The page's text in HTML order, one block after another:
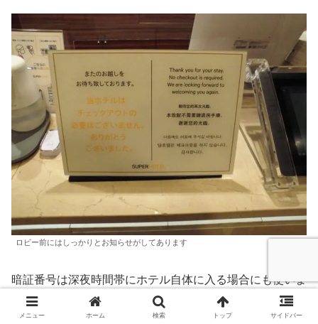
ロビー前にはしっかりとお知らせがしてあります
暗証番号は深夜時間帯にホテル自体に入る場合にも使いま
メニュー ホーム 検索 トップ サイドバー